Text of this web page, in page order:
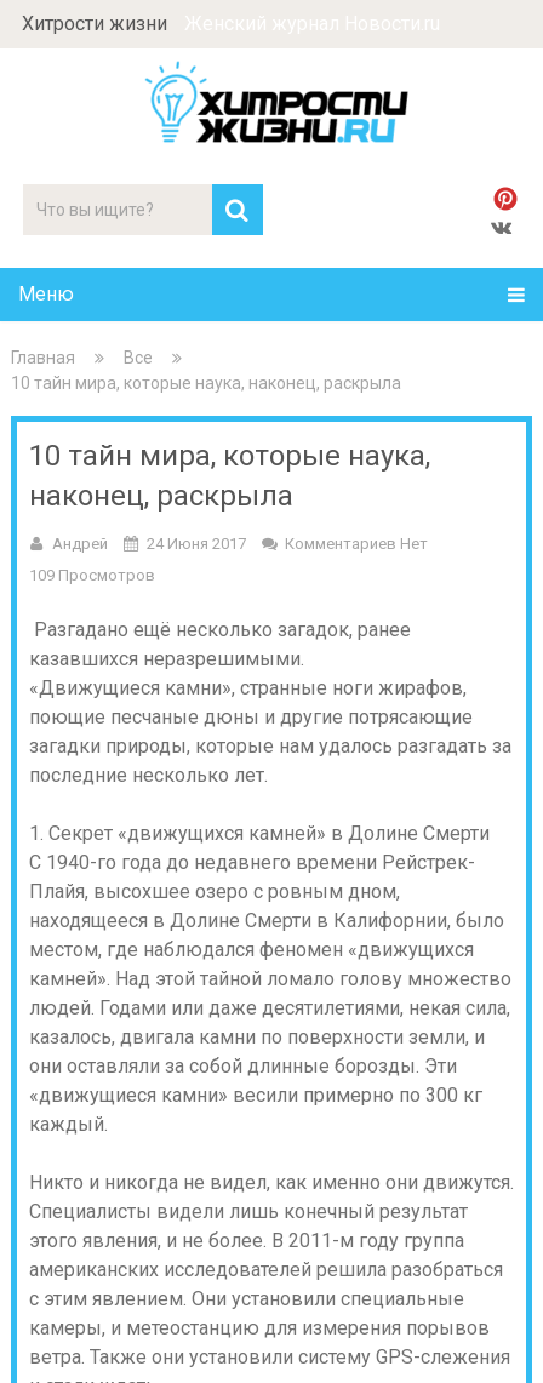
Хитрости жизни
Меню
Главная
Все
10 тайн мира, которые наука, наконец, раскрыла
10 тайн мира, которые наука,
наконец, раскрыла
Андрей 24 Июня 2017
Комментариев Нет
109 Просмотров
Разгадано ещё несколько загадок, ранее
казавшихся неразрешимыми.
«Движущиеся камни», странные ноги жирафов,
поющие песчаные дюны и другие потрясающие
загадки природы, которые нам удалось разгадать за
последние несколько лет.
1. Секрет «движущихся камней» в Долине Смерти
С 1940-го года до недавнего времени Рейстрек-
Плайя, высохшее озеро с ровным дном,
находящееся в Долине Смерти в Калифорнии, было
местом, где наблюдался феномен «движущихся
камней». Над этой тайной ломало голову множество
людей. Годами или даже десятилетиями, некая сила,
казалось, двигала камни по поверхности земли, и
они оставляли за собой длинные борозды. Эти
«движущиеся камни» весили примерно по 300 кг
каждый.
Никто и никогда не видел, как именно они движутся.
Специалисты видели лишь конечный результат
этого явления, и не более. В 2011-м году группа
американских исследователей решила разобраться
с этим явлением. Они установили специальные
камеры, и метеостанцию для измерения порывов
ветра. Также они установили систему GPS-слежения